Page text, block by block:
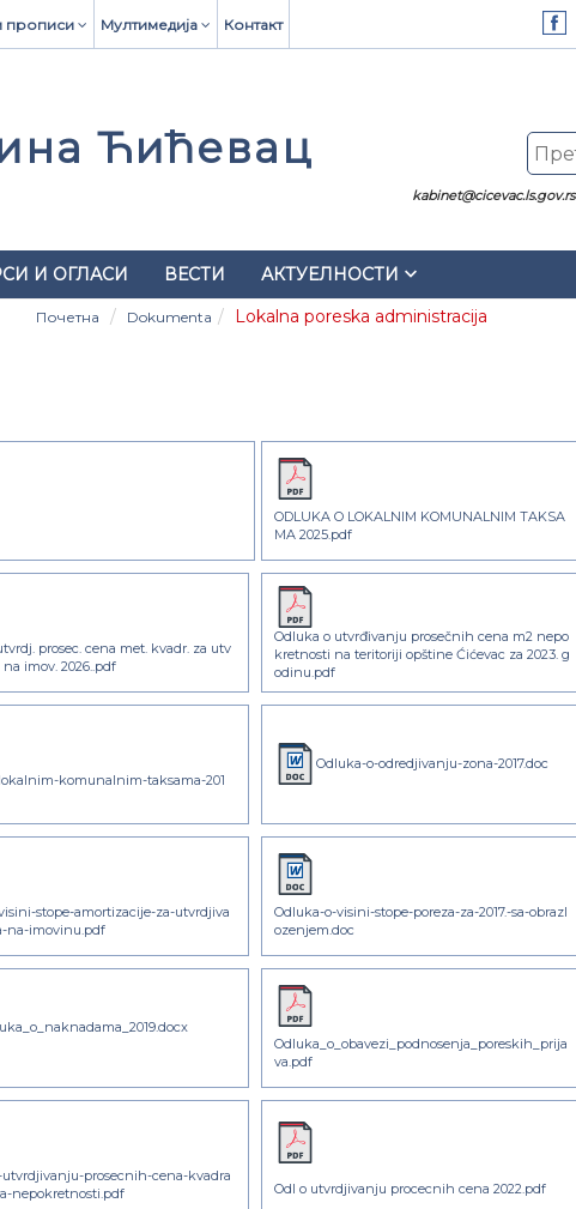
прописи Мултимедија Контакт
Ћићевац
kabinet@cicevac.ls.gov.rs
И ОГЛАСИ ВЕСТИ АКТУЕЛНОСТИ keyboard_arrow_down
Почетна Dokumenta Lokalna poreska administracija
ODLUKA O LOKALNIM KOMUNALNIM TAKSA
MA 2025.pdf
prosec. cena met. kvadr. za utv
na imov. 2026..pdf
Odluka o utvrđivanju prosečnih cena m2 nepo
kretnosti na teritoriji opštine Ćićevac za 2023. g
odinu.pdf
komunalnim-taksama-201
Odluka-o-odredjivanju-zona-2017.doc
stope-amortizacije-za-utvrdjiva
na-imovinu.pdf
Odluka-o-visini-stope-poreza-za-2017.-sa-obrazl
ozenjem.doc
Odluka_o_obavezi_podnosenja_poreskih_prija
va.pdf
utvrdjivanju-prosecnih-cena-kvadra
nepokretnosti.pdf
Odl o utvrdjivanju procecnih cena 2022.pdf